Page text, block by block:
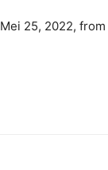
25, 2022, from